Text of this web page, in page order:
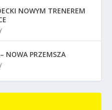
NOWYM TRENEREM
NOWA PRZEMSZA